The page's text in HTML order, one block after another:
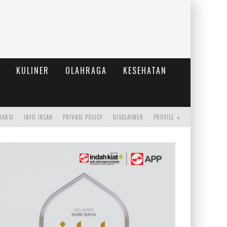
KULINER OLAHRAGA
KESEHATAN
PROFILE
DISCLAIMER
PRIVASI POLICY
INFO IKLAN